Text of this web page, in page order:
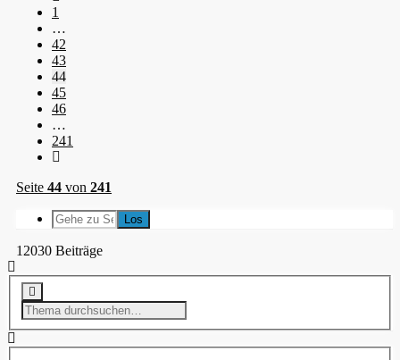
1
…
42
43
44
45
46
…
241
Seite 44 von 241
12030 Beiträge